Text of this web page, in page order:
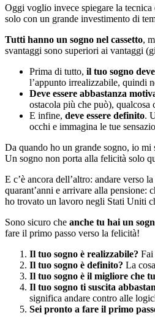
Oggi voglio invece spiegare la
solo con un grande investimento di
Tutti hanno un sogno nel cassetto,
svantaggi sono superiori ai vantaggi
Prima di tutto, il tuo sogno
l’appunto irrealizzabile, quindi
Deve essere abbastanza
ostacola più che può), qualcosa
E infine, deve essere definito.
occhi e immagina le tue
Da quando ho un grande sogno, io
Un sogno non porta alla felicità solo
E c’è ancora dell’altro: andare verso
quarant’anni e arrivare alla
ho trovato un lavoro negli Stati Uniti
Sono sicuro che anche tu hai un
fare il primo passo verso la felicità!
Il tuo sogno è realizzabile? Fai
Il tuo sogno è definito? La
Il tuo sogno è il migliore che
Il tuo sogno ti suscita
significa andare contro alle
Sei pronto a fare il primo